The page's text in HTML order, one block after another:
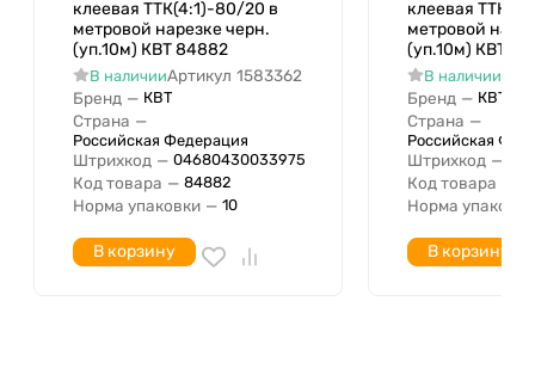
Коэффициент усадки
клеевая ТТК(4:1)-80/20 в
метровой нарезке черн.
(уп.10м) КВТ 84882
В наличииАртикул 1583362
Бренд — КВТ
Страна —
Российская Федерация
Штрихкод — 04680430033975
Код товара — 84882
Норма упаковки — 10
В корзину
клеевая
метровой
(уп.10м) КВТ
В наличии
Бренд — КВТ
Страна —
Российская
Штрихкод —
Код товара
Норма упаковки
В корзину